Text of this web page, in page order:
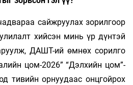
сайжруулах зорилгоор
хийсэн минь үр дүнтэй
ДАШТ-ий өмнөх сорилго
цом-2026” “Дэлхийн цом”-
тивийн орнуудаас онцгойрох